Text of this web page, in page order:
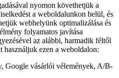
nyomon követhetjük a
a weboldalunkon belül, és
webhelyünk optimalizálása és
folyamatos javítása
az alábbi, harmadik féltől
használjuk ezen a weboldalon:
Google vásárlói vélemények, A/B-